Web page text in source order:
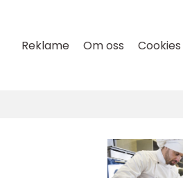
Reklame Om oss Cookies